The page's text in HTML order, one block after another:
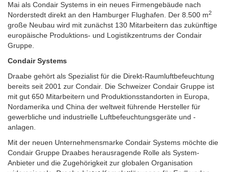
Mai als Condair Systems in ein neues Firmengebäude nach
Norderstedt direkt an den Hamburger Flughafen. Der 8.500 m2
große Neubau wird mit zunächst 130 Mitarbeitern das zukünftige
europäische Produktions- und Logistikzentrums der Condair
Gruppe.
Condair Systems
Draabe gehört als Spezialist für die Direkt-Raumluftbefeuchtung
bereits seit 2001 zur Condair. Die Schweizer Condair Gruppe ist
mit gut 650 Mitarbeitern und Produktionsstandorten in Europa,
Nordamerika und China der weltweit führende Hersteller für
gewerbliche und industrielle Luftbefeuchtungsgeräte und -
anlagen.
Mit der neuen Unternehmensmarke Condair Systems möchte die
Condair Gruppe Draabes herausragende Rolle als System-
Anbieter und die Zugehörigkeit zur globalen Organisation